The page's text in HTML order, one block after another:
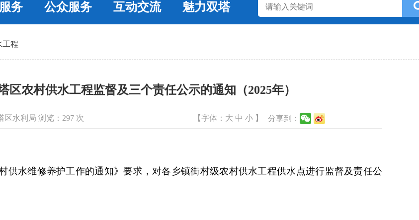
务 公众服务 互动交流 魅力双塔
工程
区农村供水工程监督及三个责任公示的通知（2025年）
区水利局 浏览： 297 次 【字体： 大 中 小 】 分享到：
水维修养护工作的通知》要求，对各乡镇街村级农村供水工程供水点进行监督及责任公